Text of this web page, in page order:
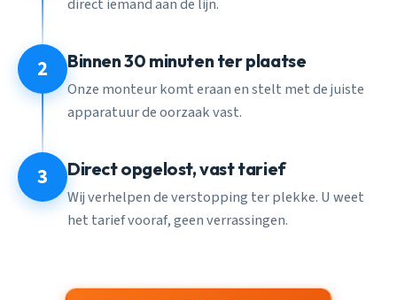
direct iemand aan de lijn.
2 Binnen 30 minuten ter plaatse
Onze monteur komt eraan en stelt met de juiste
apparatuur de oorzaak vast.
3 Direct opgelost, vast tarief
Wij verhelpen de verstopping ter plekke. U weet
het tarief vooraf, geen verrassingen.